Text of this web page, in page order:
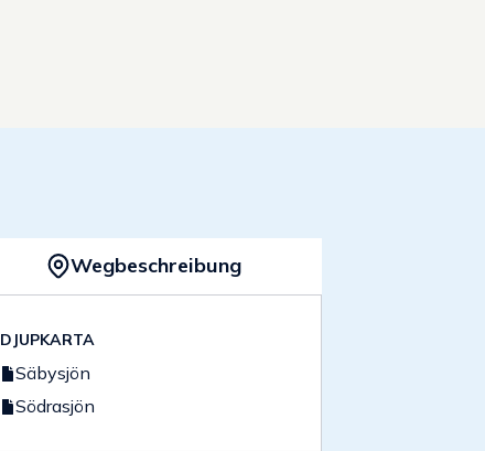
Wegbeschreibung
DJUPKARTA
Säbysjön
Södrasjön